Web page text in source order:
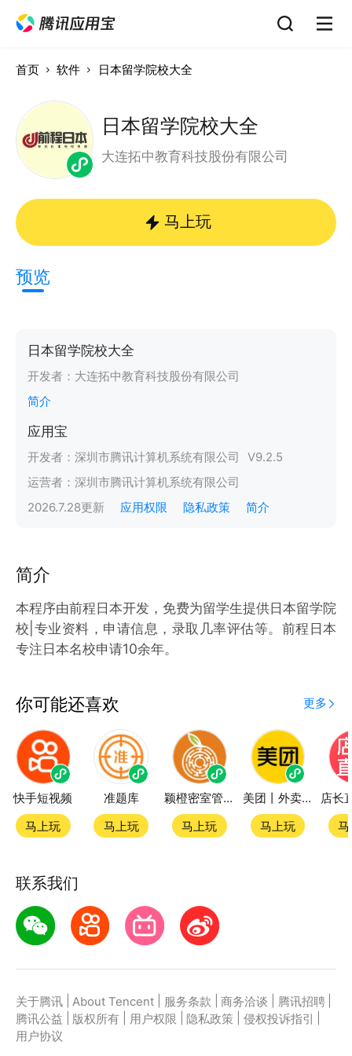
首页 软件 日本留学院校大全
日本留学院校大全
大连拓中教育科技股份有限公司
马上玩
预览
日本留学院校大全
开发者： 大连拓中教育科技股份有限公司
简介
应用宝
开发者： 深圳市腾讯计算机系统有限公司 V9.2.5
运营者： 深圳市腾讯计算机系统有限公司
2026.7.28更新 应用权限 隐私政策 简介
简介
本程序由前程日本开发，免费为留学生提供日本留学院
校|专业资料，申请信息，录取几率评估等。前程日本
专注日本名校申请10余年。
你可能还喜欢 更多
快手短视频
马上玩
准题库
马上玩
颖橙密室管家SmartOrange
马上玩
美团丨外卖团购特价美食酒店电影
马上玩
联系我们
关于腾讯 About Tencent 服务条款 商务洽谈 腾讯招聘
腾讯公益
版权所有 用户权限 隐私政策 侵权投诉指引
用户协议